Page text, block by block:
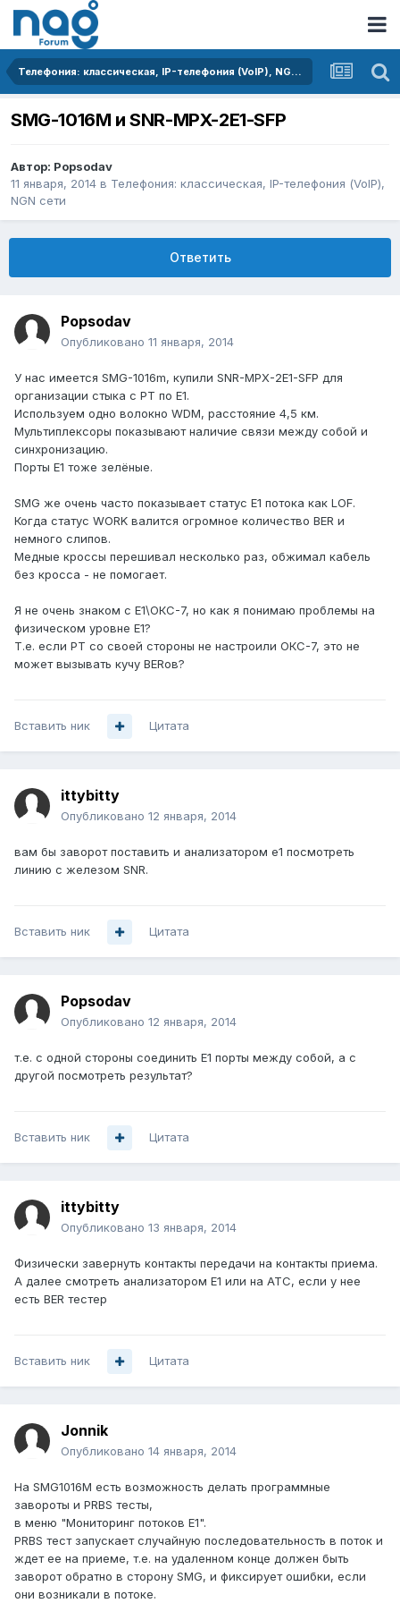
Телефония: классическая, IP-телефония (VoIP), NGN сети
SMG-1016M и SNR-MPX-2E1-SFP
Автор: Popsodav
11 января, 2014 в Телефония: классическая, IP-телефония (VoIP),
NGN сети
Ответить
Popsodav
Опубликовано 11 января, 2014
У нас имеется SMG-1016m, купили SNR-MPX-2E1-SFP для
организации стыка с РТ по Е1.
Используем одно волокно WDM, расстояние 4,5 км.
Мультиплексоры показывают наличие связи между собой и
синхронизацию.
Порты Е1 тоже зелёные.
SMG же очень часто показывает статус Е1 потока как LOF.
Когда статус WORK валится огромное количество BER и
немного слипов.
Медные кроссы перешивал несколько раз, обжимал кабель
без кросса - не помогает.
Я не очень знаком с Е1\ОКС-7, но как я понимаю проблемы на
физическом уровне Е1?
Т.е. если РТ со своей стороны не настроили ОКС-7, это не
может вызывать кучу BERов?
Вставить ник Цитата
ittybitty
Опубликовано 12 января, 2014
вам бы заворот поставить и анализатором e1 посмотреть
линию с железом SNR.
Вставить ник Цитата
Popsodav
Опубликовано 12 января, 2014
т.е. с одной стороны соединить Е1 порты между собой, а с
другой посмотреть результат?
Вставить ник Цитата
ittybitty
Опубликовано 13 января, 2014
Физически завернуть контакты передачи на контакты приема.
А далее смотреть анализатором E1 или на АТС, если у нее
есть BER тестер
Вставить ник Цитата
Jonnik
Опубликовано 14 января, 2014
На SMG1016M есть возможность делать программные
завороты и PRBS тесты,
в меню "Мониторинг потоков E1".
PRBS тест запускает случайную последовательность в поток и
ждет ее на приеме, т.е. на удаленном конце должен быть
заворот обратно в сторону SMG, и фиксирует ошибки, если
они возникали в потоке.